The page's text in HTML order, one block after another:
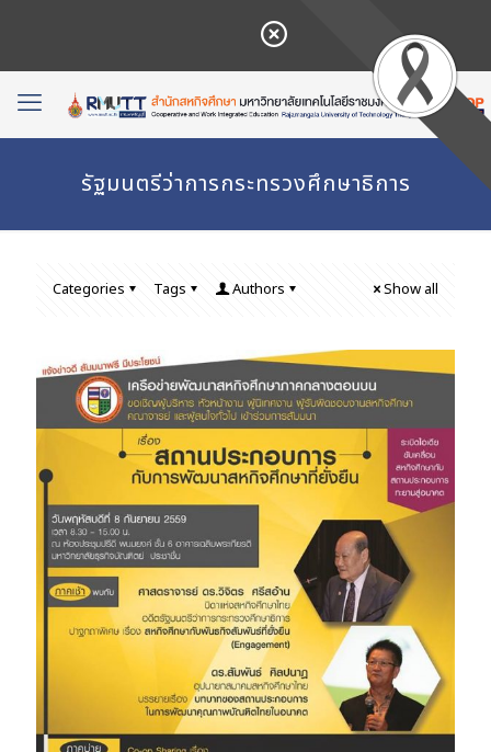
รัฐมนตรีว่าการกระทรวงศึกษาธิการ
Categories Tags Authors Show all